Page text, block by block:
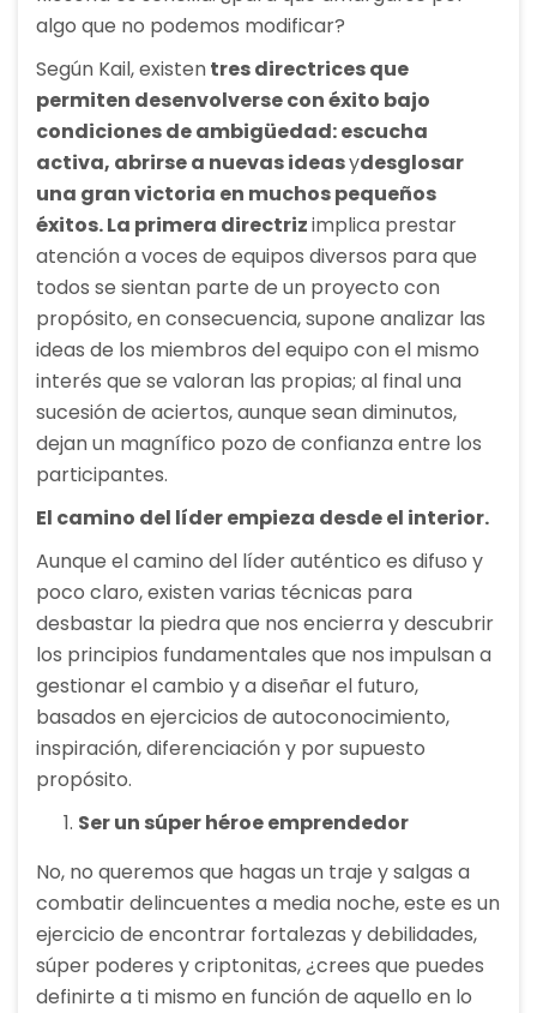
algo que no podemos modificar?
Según Kail, existentres directrices que
permiten desenvolverse con éxito bajo
condiciones de ambigüedad:escucha
activa, abrirse a nuevas ideasydesglosar
una gran victoria en muchos pequeños
éxitos. La primera directrizimplica prestar
atención a voces de equipos diversos para que
todos se sientan parte de un proyecto con
propósito, en consecuencia, supone analizar las
ideas de los miembros del equipo con el mismo
interés que se valoran las propias; al final una
sucesión de aciertos, aunque sean diminutos,
dejan un magnífico pozo de confianza entre los
participantes.
El camino del líder empieza desde el interior.
Aunque el camino del líder auténtico es difuso y
poco claro, existen varias técnicas para
desbastar la piedra que nos encierra y descubrir
los principios fundamentales que nos impulsan a
gestionar el cambio y a diseñar el futuro,
basados en ejercicios de autoconocimiento,
inspiración, diferenciación y por supuesto
propósito.
Ser un súper héroe emprendedor
No, no queremos que hagas un traje y salgas a
combatir delincuentes a media noche, este es un
ejercicio de encontrar fortalezas y debilidades,
súper poderes y criptonitas, ¿crees que puedes
definirte a ti mismo en función de aquello en lo